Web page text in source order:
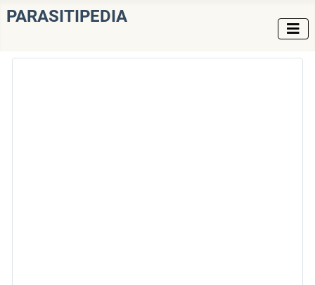
PARASITIPEDIA